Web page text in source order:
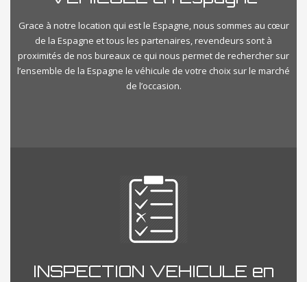
Grace à notre location qui est le Espagne, nous sommes au cœur
de la Espagne et tous les partenaires, revendeurs sont à
proximités de nos bureaux ce qui nous permet de rechercher sur
l’ensemble de la Espagne le véhicule de votre choix sur le marché
de l’occasion.
INSPECTION VEHICULE en